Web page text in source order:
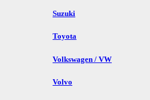
Suzuki
Toyota
Volkswagen / VW
Volvo